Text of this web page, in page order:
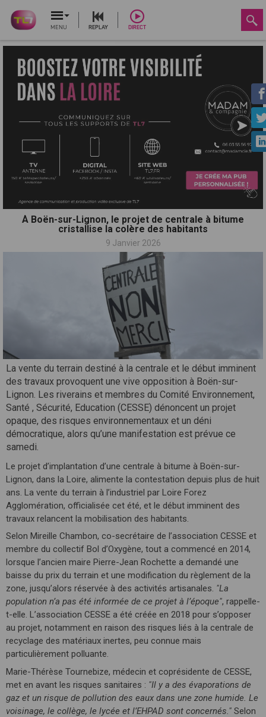
MENU REPLAY DIRECT
À Boën-sur-Lignon, le projet de centrale à bitume
cristallise la colère des habitants
9 Janvier 2026
La vente du terrain destiné à la centrale et le début imminent
des travaux provoquent une vive opposition à Boën-sur-
Lignon. Les riverains et membres du Comité Environnement,
Santé , Sécurité, Education (CESSE) dénoncent un projet
opaque, des risques environnementaux et un déni
démocratique, alors qu’une manifestation est prévue ce
samedi.
Le projet d’implantation d’une centrale à bitume à Boën-sur-
Lignon, dans la Loire, alimente la contestation depuis plus de huit
ans. La vente du terrain à l’industriel par Loire Forez
Agglomération, officialisée cet été, et le début imminent des
travaux relancent la mobilisation des habitants.
Selon Mireille Chambon, co-secrétaire de l’association CESSE et
membre du collectif Bol d’Oxygène, tout a commencé en 2014,
lorsque l’ancien maire Pierre-Jean Rochette a demandé une
baisse du prix du terrain et une modification du règlement de la
zone, jusqu’alors réservée à des activités artisanales. "La
population n’a pas été informée de ce projet à l’époque", rappelle-
t-elle. L’association CESSE a été créée en 2018 pour s’opposer
au projet, notamment en raison des risques liés à la centrale de
recyclage des matériaux inertes, peu connue mais
particulièrement polluante.
Marie-Thérèse Tournebize, médecin et coprésidente de CESSE,
met en avant les risques sanitaires : "Il y a des évaporations de
gaz et un risque de pollution des eaux dans une zone humide. Le
voisinage, le collège, le lycée et l’EHPAD sont concernés." Selon